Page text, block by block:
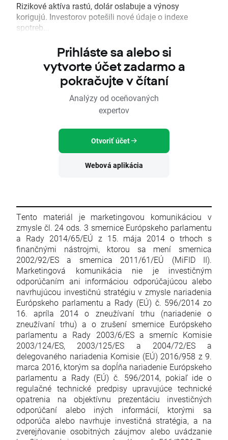
Rizikové aktíva rastú, dolár oslabuje a výnosy
korigujú. Investorov potešili nové údaje o indexe
spotreb...
Prihláste sa alebo si
vytvorte účet zadarmo a
pokračujte v čítaní
Analýzy od oceňovaných
expertov
Otvoriť účet
Webová aplikácia
Tento materiál je marketingovou komunikáciou v
zmysle čl. 24 ods. 3 smernice Európskeho parlamentu
a Rady 2014/65/EÚ z 15. mája 2014 o trhoch s
finančnými nástrojmi, ktorou sa mení smernica
2002/92/ES a smernica 2011/61/EÚ (MiFID II).
Marketingová komunikácia nie je investičným
odporúčaním ani informáciou odporúčajúcou alebo
navrhujúcou investičnú stratégiu v zmysle nariadenia
Európskeho parlamentu a Rady (EÚ) č. 596/2014 zo
16. apríla 2014 o zneužívaní trhu (nariadenie o
zneužívaní trhu) a o zrušení smernice Európskeho
parlamentu a Rady 2003/6/ES a smerníc Komisie
2003/124/ES, 2003/125/ES a 2004/72/ES a
delegovaného nariadenia Komisie (EÚ) 2016/958 z 9.
marca 2016, ktorým sa dopĺňa nariadenie Európskeho
parlamentu a Rady (EÚ) č. 596/2014, pokiaľ ide o
regulačné technické predpisy upravujúce technické
opatrenia na objektívnu prezentáciu investičných
odporúčaní alebo iných informácií, ktorými sa
odporúča alebo navrhuje investičná stratégia, a na
zverejňovanie osobitných záujmov alebo uvádzanie